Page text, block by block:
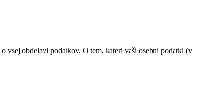
vsej obdelavi podatkov. O tem, kateri vaši osebni podatki (v